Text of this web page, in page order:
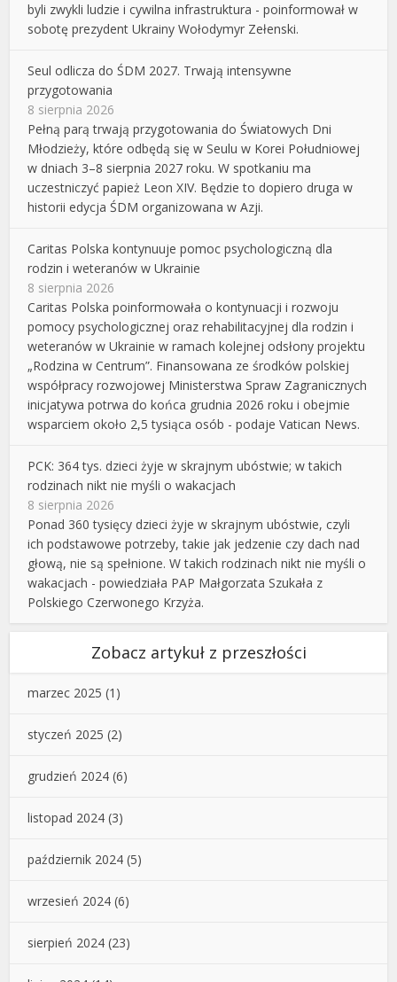
byli zwykli ludzie i cywilna infrastruktura - poinformował w
sobotę prezydent Ukrainy Wołodymyr Zełenski.
Seul odlicza do ŚDM 2027. Trwają intensywne
przygotowania
8 sierpnia 2026
Pełną parą trwają przygotowania do Światowych Dni
Młodzieży, które odbędą się w Seulu w Korei Południowej
w dniach 3–8 sierpnia 2027 roku. W spotkaniu ma
uczestniczyć papież Leon XIV. Będzie to dopiero druga w
historii edycja ŚDM organizowana w Azji.
Caritas Polska kontynuuje pomoc psychologiczną dla
rodzin i weteranów w Ukrainie
8 sierpnia 2026
Caritas Polska poinformowała o kontynuacji i rozwoju
pomocy psychologicznej oraz rehabilitacyjnej dla rodzin i
weteranów w Ukrainie w ramach kolejnej odsłony projektu
„Rodzina w Centrum”. Finansowana ze środków polskiej
współpracy rozwojowej Ministerstwa Spraw Zagranicznych
inicjatywa potrwa do końca grudnia 2026 roku i obejmie
wsparciem około 2,5 tysiąca osób - podaje Vatican News.
PCK: 364 tys. dzieci żyje w skrajnym ubóstwie; w takich
rodzinach nikt nie myśli o wakacjach
8 sierpnia 2026
Ponad 360 tysięcy dzieci żyje w skrajnym ubóstwie, czyli
ich podstawowe potrzeby, takie jak jedzenie czy dach nad
głową, nie są spełnione. W takich rodzinach nikt nie myśli o
wakacjach - powiedziała PAP Małgorzata Szukała z
Polskiego Czerwonego Krzyża.
Zobacz artykuł z przeszłości
marzec 2025 (1)
styczeń 2025 (2)
grudzień 2024 (6)
listopad 2024 (3)
październik 2024 (5)
wrzesień 2024 (6)
sierpień 2024 (23)